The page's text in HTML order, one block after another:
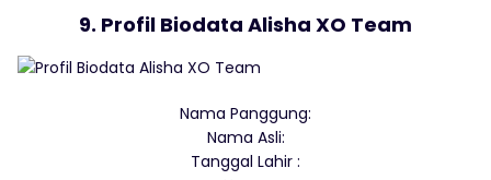
9. Profil Biodata Alisha XO Team
Nama Panggung:
Nama Asli:
Tanggal Lahir :